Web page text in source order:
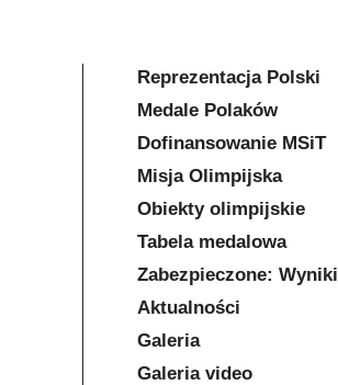
Reprezentacja Polski
Medale Polaków
Dofinansowanie MSiT
Misja Olimpijska
Obiekty olimpijskie
Tabela medalowa
Zabezpieczone: Wyniki
Aktualności
Galeria
Galeria video